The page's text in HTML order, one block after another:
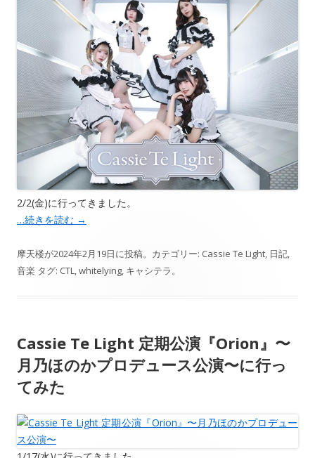
2/2(金)に行ってきました。
…続きを読む →
摩天楼が2024年2月19日に投稿。カテゴリー: Cassie Te Light, 日記,
音楽 タグ: CTL,whitelying, キャシテラ。
Cassie Te Light 定期公演『Orion』〜
月乃ほのかプロデュース公演〜に行っ
てみた